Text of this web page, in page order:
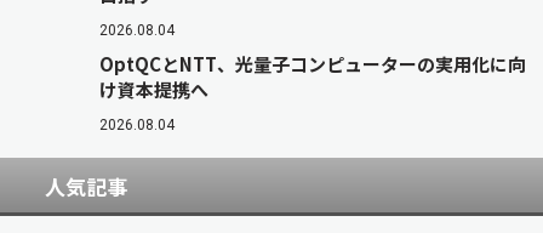
2026.08.04
OptQCとNTT、光量子コンピューターの実用化に向
け資本提携へ
2026.08.04
人気記事